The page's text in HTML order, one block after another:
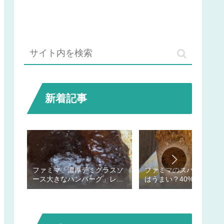
新着記事
ファミマ「濃厚デミグラスソ
ース大きなハンバーグ」レビ
ュー
ファミマのスパイシーチ
はうまい？40%増量でボ
ーム満点だった！